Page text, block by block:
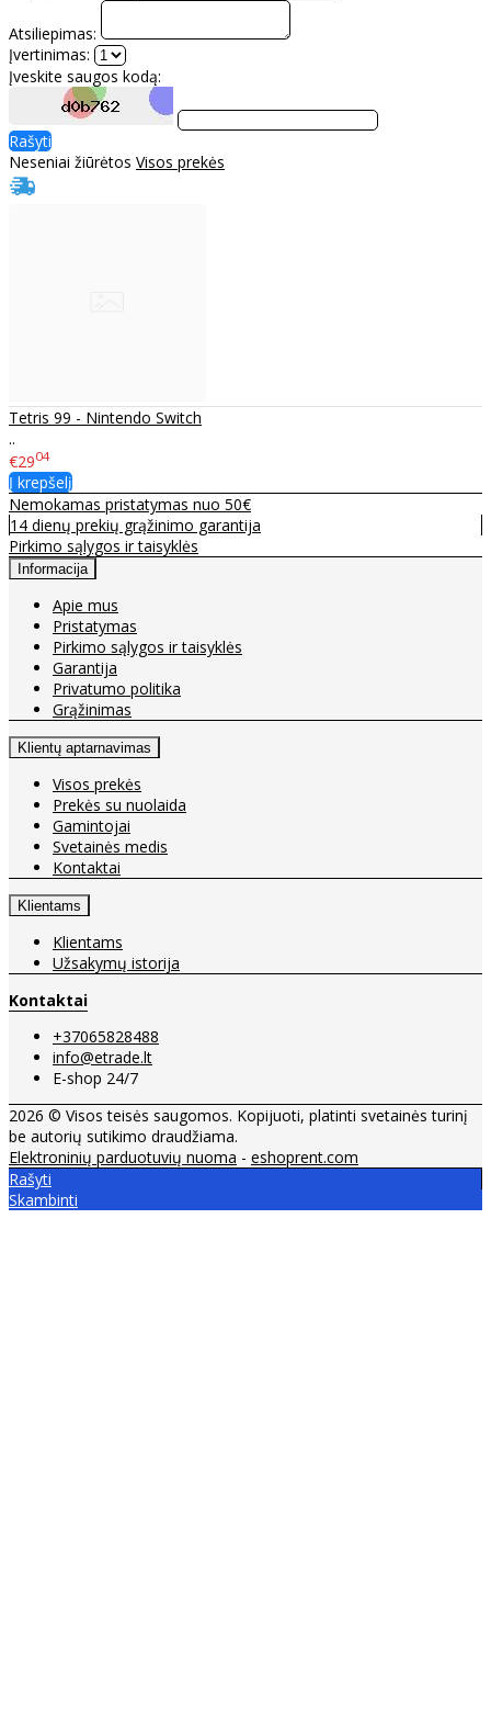
Atsiliepimas:
Įvertinimas:
Įveskite saugos kodą:
Rašyti
Neseniai žiūrėtos Visos prekės
Tetris 99 - Nintendo Switch
..
€2904
Į krepšelį
Nemokamas pristatymas nuo 50€
14 dienų prekių grąžinimo garantija
Pirkimo sąlygos ir taisyklės
Informacija
Apie mus
Pristatymas
Pirkimo sąlygos ir taisyklės
Garantija
Privatumo politika
Grąžinimas
Klientų aptarnavimas
Visos prekės
Prekės su nuolaida
Gamintojai
Svetainės medis
Kontaktai
Klientams
Klientams
Užsakymų istorija
Kontaktai
+37065828488
info@etrade.lt
E-shop 24/7
2026 © Visos teisės saugomos. Kopijuoti, platinti svetainės turinį
be autorių sutikimo draudžiama.
Elektroninių parduotuvių nuoma - eshoprent.com
Rašyti
Skambinti